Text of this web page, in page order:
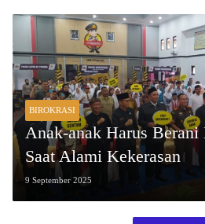
BIROKRASI
Anak-anak Harus
Saat Alami Kekerasan
9 September 2025